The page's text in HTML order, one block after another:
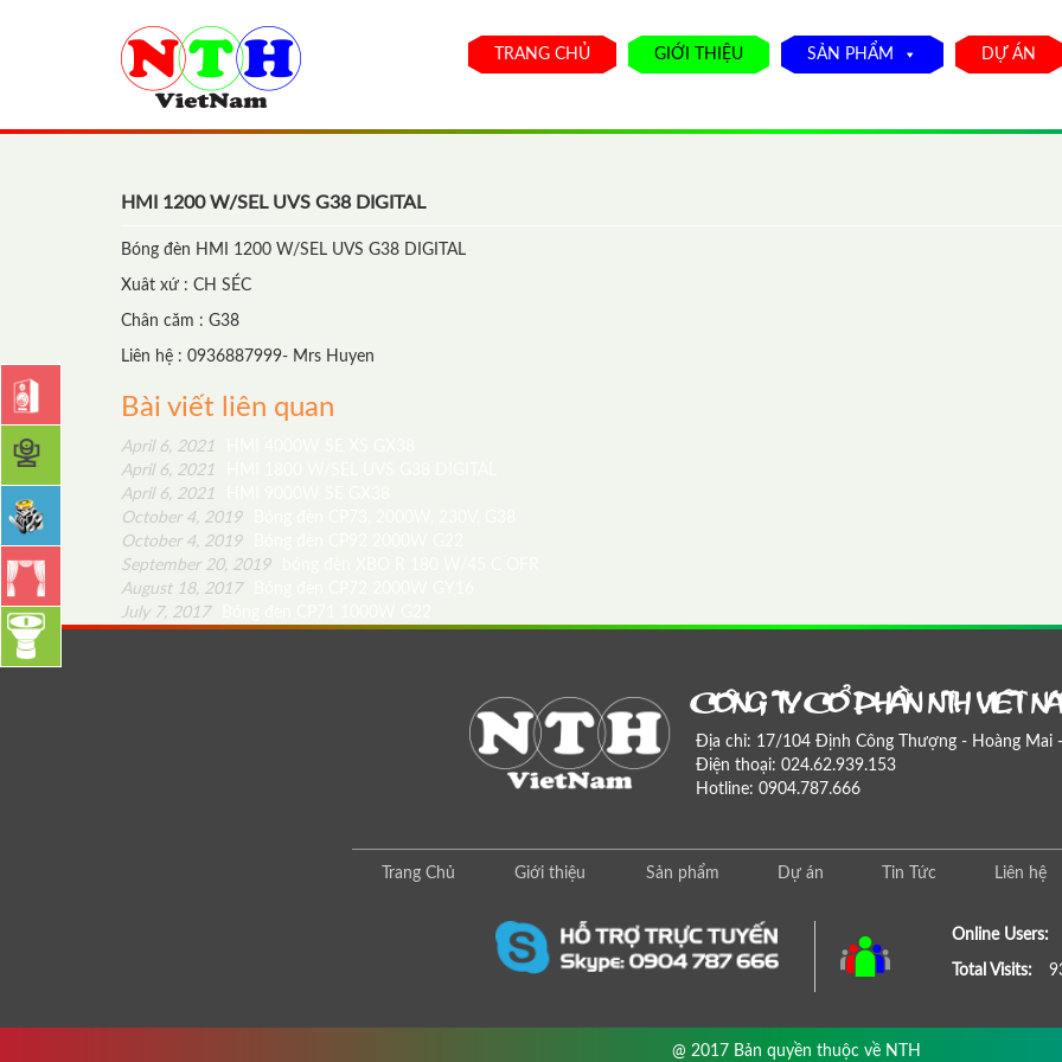
TRANG CHỦ GIỚI THIỆU SẢN PHẨM DỰ ÁN
HMI 1200 W/SEL UVS G38 DIGITAL
Bóng đèn HMI 1200 W/SEL UVS G38 DIGITAL
Xuât xứ : CH SÉC
Chân căm : G38
Liên hệ : 0936887999- Mrs Huyen
Bài viết liên quan
April 6, 2021
April 6, 2021
April 6, 2021
October 4, 2019
October 4, 2019
September 20, 2019
August 18, 2017
July 7, 2017
COÂNG TY COÅ PHAÀN NTH VIEÄT
Địa chỉ: 17/104 Định Công Thượng - Hoàng Mai
Điện thoại: 024.62.939.153
Hotline: 0904.787.666
Trang Chủ Giới thiệu Sản phẩm Dự án Tin Tức Liên hệ
Online Users:
Total Visits:
@ 2017 Bản quyền thuộc về NTH